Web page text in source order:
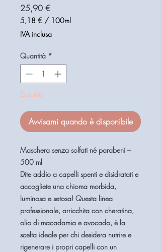
25,90 €Prezzo
5,18 € / 100ml
5,18 €
ogni
Millilitri
IVA inclusa
Quantità *
Esaurito
Avvisami quando è disponibile
Maschera senza solfati né parabeni –
500 ml
Dite addio a capelli spenti e disidratati e
accogliete una chioma morbida,
luminosa e setosa! Questa linea
professionale, arricchita con cheratina,
olio di macadamia e avocado, è la
scelta ideale per chi desidera nutrire e
rigenerare i propri capelli con un